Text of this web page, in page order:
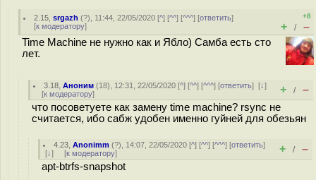
2.15 ,srgazh (?), 11:44, 22/05/2020 [^] [^^] [^^^] [ответить]
[к модератору]
+8
+ / –
Time Machine не нужно как и Ябло) Самба есть сто
лет.
3.18 ,Аноним (18), 12:31, 22/05/2020 [^] [^^] [^^^] [ответить][↓]
[к модератору] + / –
что посоветуете как замену time machine? rsync не
считается, ибо сабж удобен именно гуйней для обезьян
4.23 ,Anonimm (?), 14:07, 22/05/2020 [^] [^^] [^^^] [ответить]
[↓] [к модератору] + / –
apt-btrfs-snapshot